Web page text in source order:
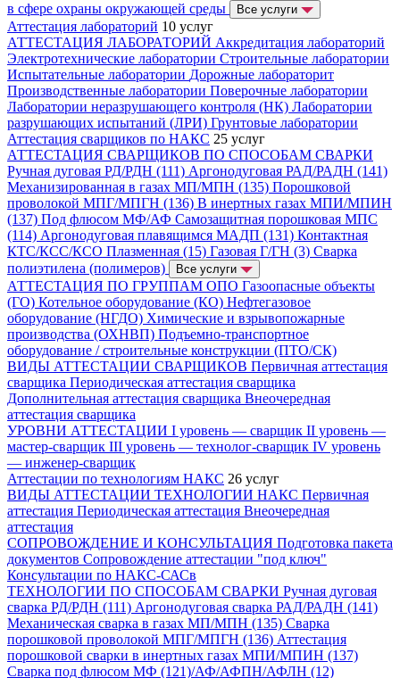
в сфере охраны окружающей среды
Все услуги
Аттестация лабораторий 10 услуг
АТТЕСТАЦИЯ ЛАБОРАТОРИЙ Аккредитация лабораторий
Электротехнические лаборатории Строительные лаборатории
Испытательные лаборатории Дорожные лабораторит
Производственные лаборатории Поверочные лаборатории
Лаборатории неразрушающего контроля (НК) Лаборатории
разрушающих испытаний (ЛРИ) Грунтовые лаборатории
Аттестация сварщиков по НАКС 25 услуг
АТТЕСТАЦИЯ СВАРЩИКОВ ПО СПОСОБАМ СВАРКИ
Ручная дуговая РД/РДН (111) Аргонодуговая РАД/РАДН (141)
Механизированная в газах МП/МПН (135) Порошковой
проволокой МПГ/МПГН (136) В инертных газах МПИ/МПИН
(137) Под флюсом МФ/АФ Самозащитная порошковая МПС
(114) Аргонодуговая плавящимся МАДП (131) Контактная
КТС/КСС/КСО Плазменная (15) Газовая Г/ГН (3) Сварка
полиэтилена (полимеров)
Все услуги
АТТЕСТАЦИЯ ПО ГРУППАМ ОПО Газоопасные объекты
(ГО) Котельное оборудование (КО) Нефтегазовое
оборудование (НГДО) Химические и взрывопожарные
производства (ОХНВП) Подъемно-транспортное
оборудование / строительные конструкции (ПТО/СК)
ВИДЫ АТТЕСТАЦИИ СВАРЩИКОВ Первичная аттестация
сварщика Периодическая аттестация сварщика
Дополнительная аттестация сварщика Внеочередная
аттестация сварщика
УРОВНИ АТТЕСТАЦИИ I уровень — сварщик II уровень —
мастер-сварщик III уровень — технолог-сварщик IV уровень
— инженер-сварщик
Аттестации по технологиям НАКС 26 услуг
ВИДЫ АТТЕСТАЦИИ ТЕХНОЛОГИИ НАКС Первичная
аттестация Периодическая аттестация Внеочередная
аттестация
СОПРОВОЖДЕНИЕ И КОНСУЛЬТАЦИЯ Подготовка пакета
документов Сопровождение аттестации "под ключ"
Консультации по НАКС-САСв
ТЕХНОЛОГИИ ПО СПОСОБАМ СВАРКИ Ручная дуговая
сварка РД/РДН (111) Аргонодуговая сварка РАД/РАДН (141)
Механическая сварка в газах МП/МПН (135) Сварка
порошковой проволокой МПГ/МПГН (136) Аттестация
порошковой сварки в инертных газах МПИ/МПИН (137)
Сварка под флюсом МФ (121)/АФ/АФПН/АФЛН (12)